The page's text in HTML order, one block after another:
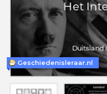
Geschiedenisleraar.nl